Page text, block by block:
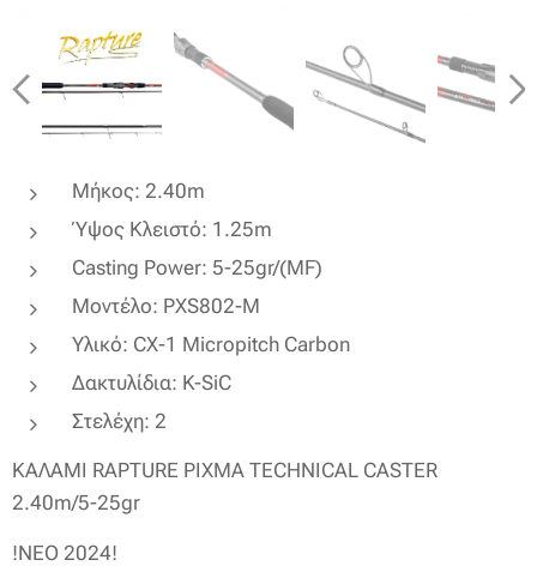
Μήκος: 2.40m
Ύψος Κλειστό: 1.25m
Casting Power: 5-25gr/(MF)
Μοντέλο: PXS802-M
Υλικό: CX-1 Micropitch Carbon
Δακτυλίδια: K-SiC
Στελέχη: 2
ΚΑΛΑΜΙ RAPTURE PIXMA TECHNICAL CASTER
2.40m/5-25gr
!ΝΕΟ 2024!